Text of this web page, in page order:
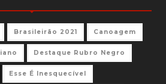
Brasileirão 2021 Canoagem
Destaque Rubro Negro
Esse É Inesquecível